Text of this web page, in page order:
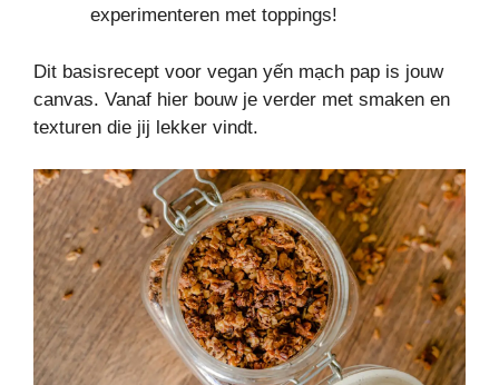
experimenteren met toppings!
Dit basisrecept voor vegan yến mạch pap is jouw
canvas. Vanaf hier bouw je verder met smaken en
texturen die jij lekker vindt.